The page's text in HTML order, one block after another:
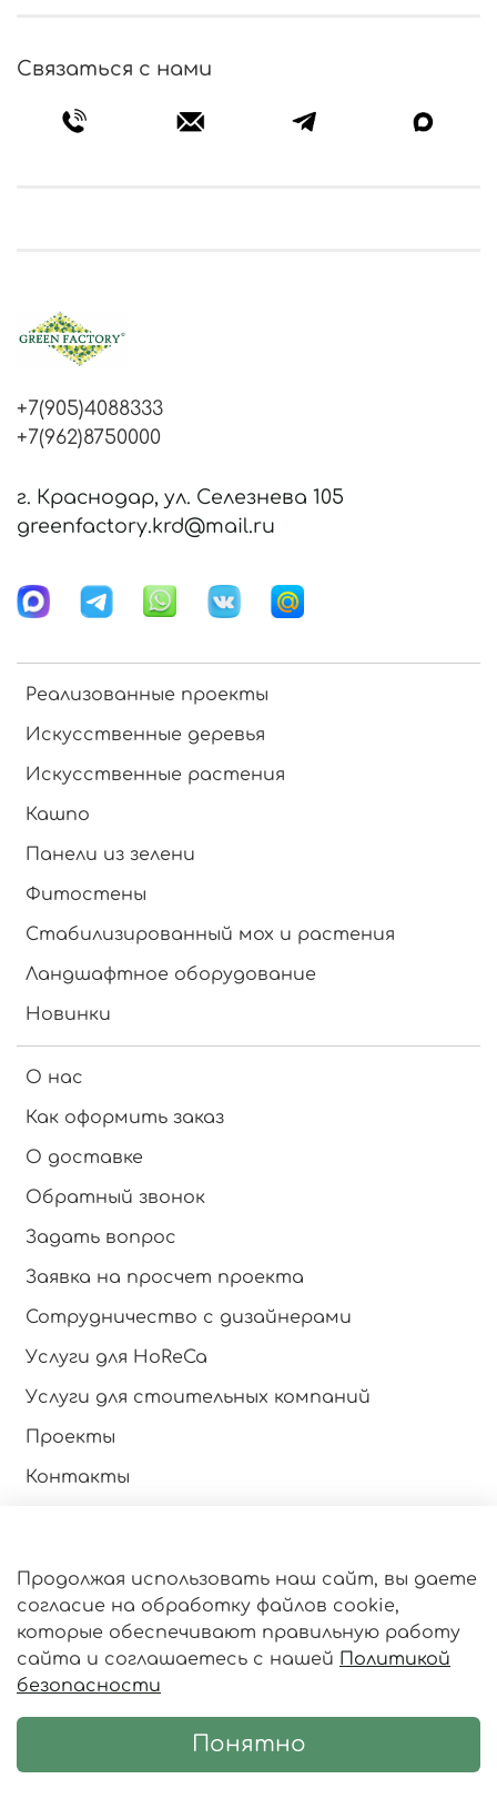
Связаться с нами
Реализованные проекты
Искусственные деревья
Искусственные растения
Кашпо
Панели из зелени
Фитостены
Стабилизированный мох и растения
Ландшафтное оборудование
Новинки
О нас
Как оформить заказ
О доставке
Обратный звонок
Задать вопрос
Заявка на просчет проекта
Сотрудничество с дизайнерами
Услуги для HoReCa
Услуги для стоительных компаний
Проекты
Контакты
Оферта и политика конфиденциальности
Пользовательское соглашение
Личный кабинет
Статьи
+7(905)4088333
+7(962)8750000
г. Краснодар, ул. Селезнева 105
greenfactory.krd@mail.ru
© 2018-2026 www.greenfactory.su
Продолжая использовать наш сайт, вы даете
согласие на обработку файлов cookie,
которые обеспечивают правильную работу
сайта и соглашаетесь с нашей Политикой
безопасности
Понятно